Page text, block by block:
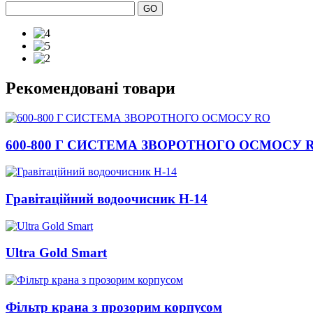
Рекомендовані товари
600-800 Г СИСТЕМА ЗВОРОТНОГО ОСМОСУ
Гравітаційний водоочисник Н-14
Ultra Gold Smart
Фільтр крана з прозорим корпусом